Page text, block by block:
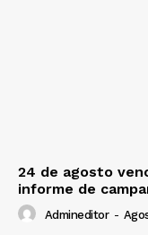
24 de agosto
informe de
Admineditor -